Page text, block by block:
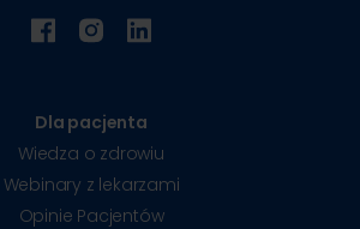
Dla pacjenta
Wiedza o zdrowiu
Webinary z lekarzami
Opinie Pacjentów